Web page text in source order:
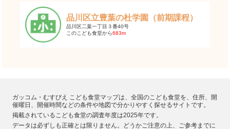
品川区立豊葉の杜学園（前期課程）
品川区二葉一丁目３番40号
このこども食堂から683m
ガッコム・むすびえ こども食堂マップは、全国のこども食堂を、住所、開
催曜日、開催時間などの条件や地図で分かりやすく探せるサイトです。
掲載されているこども食堂の調査年度は2025年です。
データは必ずしも正確とは限りません。どうかご注意の上、ご参考までに